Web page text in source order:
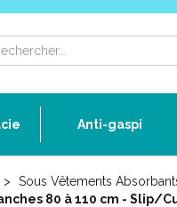
Anti-gaspi
Sous Vêtements
80 à 110 cm -